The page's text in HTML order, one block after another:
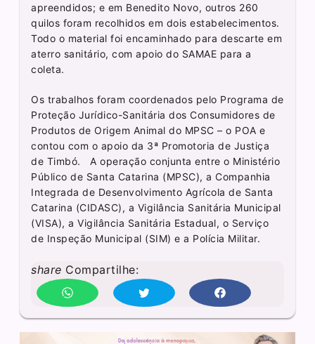
apreendidos; e em Benedito Novo, outros 260
quilos foram recolhidos em dois estabelecimentos.
Todo o material foi encaminhado para descarte em
aterro sanitário, com apoio do SAMAE para a
coleta.
Os trabalhos foram coordenados pelo Programa de
Proteção Jurídico-Sanitária dos Consumidores de
Produtos de Origem Animal do MPSC – o POA e
contou com o apoio da 3ª Promotoria de Justiça
de Timbó. A operação conjunta entre o Ministério
Público de Santa Catarina (MPSC), a Companhia
Integrada de Desenvolvimento Agrícola de Santa
Catarina (CIDASC), a Vigilância Sanitária Municipal
(VISA), a Vigilância Sanitária Estadual, o Serviço
de Inspeção Municipal (SIM) e a Polícia Militar.
share Compartilhe: